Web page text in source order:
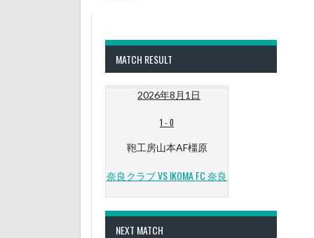
MATCH RESULT
2026年8月1日
1 - 0
鞄工房山本AF橿原
奈良クラブ VS IKOMA FC 奈良
NEXT MATCH